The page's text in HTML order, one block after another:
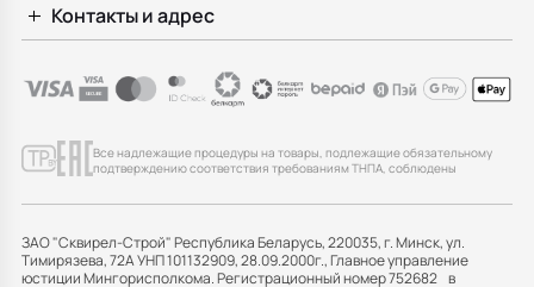
Контакты и адрес
Все надлежащие процедуры на товары, подлежащие обязательному
подтверждению соответствия требованиям ТНПА, соблюдены
ЗАО "Сквирел-Строй" Республика Беларусь, 220035, г. Минск, ул.
Тимирязева, 72А УНП 101132909, 28.09.2000г., Главное управление
юстиции Мингорисполкома. Регистрационный номер 752682 в